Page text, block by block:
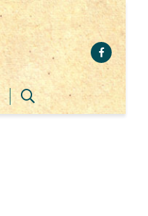
Zobrazit